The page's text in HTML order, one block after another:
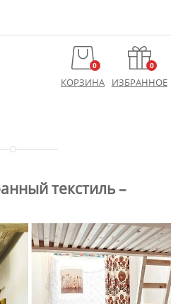
0
КОРЗИНА
0
ИЗБРАННОЕ
текстиль –